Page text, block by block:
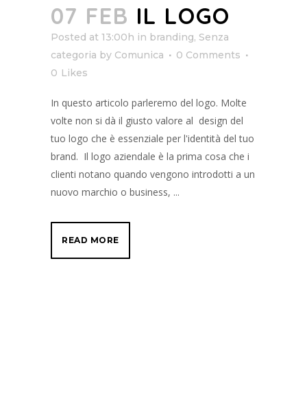
07 FEB IL LOGO
Posted at 13:00h in branding, Senza
categoria by Comunica
0 Comments
0 Likes
In questo articolo parleremo del logo. Molte
volte non si dà il giusto valore al design del
tuo logo che è essenziale per l'identità del tuo
brand. Il logo aziendale è la prima cosa che i
clienti notano quando vengono introdotti a un
nuovo marchio o business, ...
READ MORE